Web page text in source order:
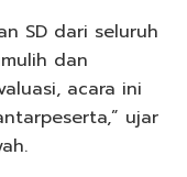
SD dari seluruh
dan
acara ini
ujar